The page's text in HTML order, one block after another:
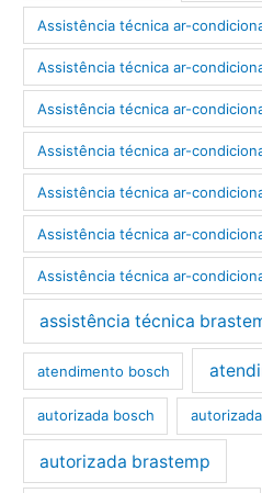
Assistência técnica ar-
Assistência técnica ar-
Assistência técnica ar-
Assistência técnica ar-
Assistência técnica ar-
Assistência técnica ar-
Assistência técnica ar-
assistência técnica
atendimento bosch
autorizada bosch
autorizada brastemp